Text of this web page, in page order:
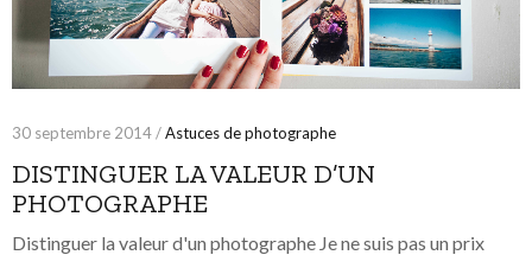
30 septembre 2014 /Astuces de photographe
DISTINGUER LA VALEUR D’UN
PHOTOGRAPHE
Distinguer la valeur d'un photographe Je ne suis pas un prix